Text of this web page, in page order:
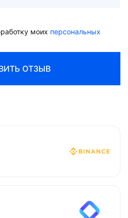
моих персональных
ОТЗЫВ